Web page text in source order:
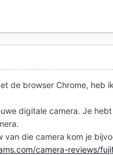
de browser Chrome, heb
digitale camera. Je
van die camera kom je
camera-reviews/